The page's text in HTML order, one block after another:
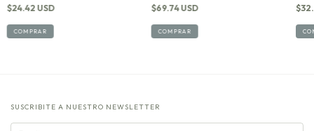
$24.42 USD
COMPRAR
$69.74 USD
COMPRAR
SUSCRIBITE A NUESTRO NEWSLETTER